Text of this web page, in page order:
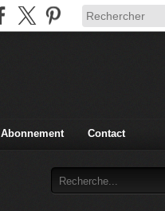
Abonnement Contact